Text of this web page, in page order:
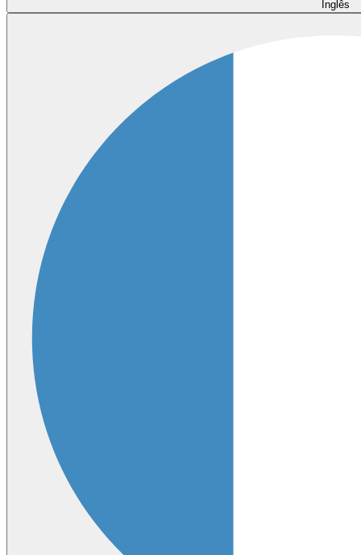
Inglês